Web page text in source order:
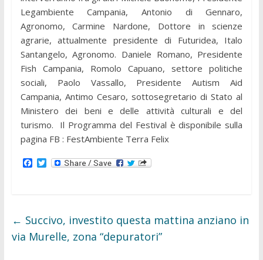
Legambiente Campania, Antonio di Gennaro,
Agronomo, Carmine Nardone, Dottore in scienze
agrarie, attualmente presidente di Futuridea, Italo
Santangelo, Agronomo. Daniele Romano, Presidente
Fish Campania, Romolo Capuano, settore politiche
sociali, Paolo Vassallo, Presidente Autism Aid
Campania, Antimo Cesaro, sottosegretario di Stato al
Ministero dei beni e delle attività culturali e del
turismo. Il Programma del Festival è disponibile sulla
pagina FB : FestAmbiente Terra Felix
F
o
T
r
← Succivo, investito questa mattina anziano in
via Murelle, zona “depuratori”